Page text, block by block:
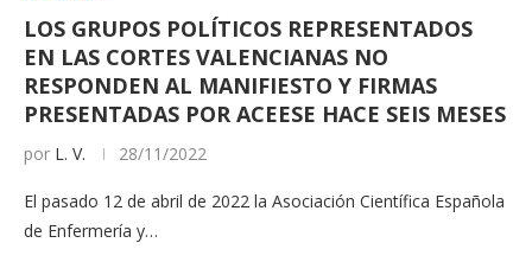
LOS GRUPOS POLÍTICOS REPRESENTADOS
EN LAS CORTES VALENCIANAS NO
RESPONDEN AL MANIFIESTO Y FIRMAS
PRESENTADAS POR ACEESE HACE SEIS MESES
por L. V. 28/11/2022
El pasado 12 de abril de 2022 la Asociación Científica Española
de Enfermería y…